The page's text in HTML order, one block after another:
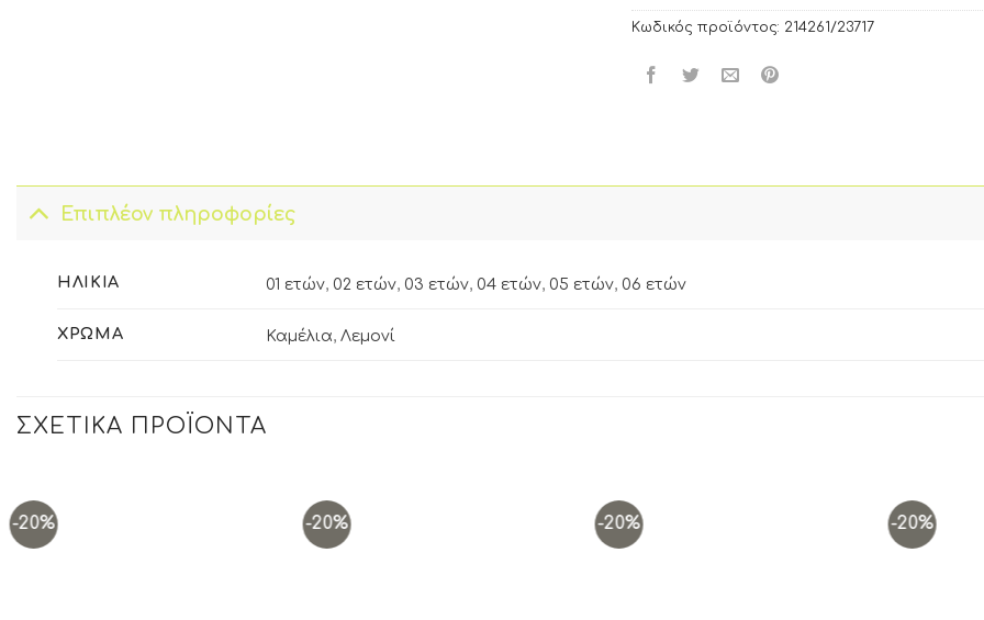
Κωδικός προϊόντος: 214261/23717
Επιπλέον πληροφορίες
ΗΛΙΚΊΑ 01 ετών, 02 ετών, 03 ετών, 04 ετών, 05 ετών, 06 ετών
ΧΡΏΜΑ Καμέλια, Λεμονί
ΣΧΕΤΙΚΆ ΠΡΟΪΌΝΤΑ
-20% -20% -20% -20%